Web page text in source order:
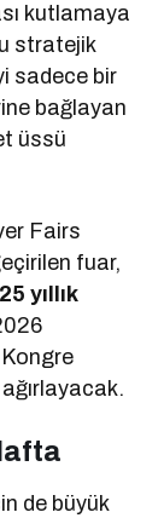
kutlamaya
stratejik
sadece bir
bağlayan
üssü
Fairs
fuar,
yıllık
de büyük